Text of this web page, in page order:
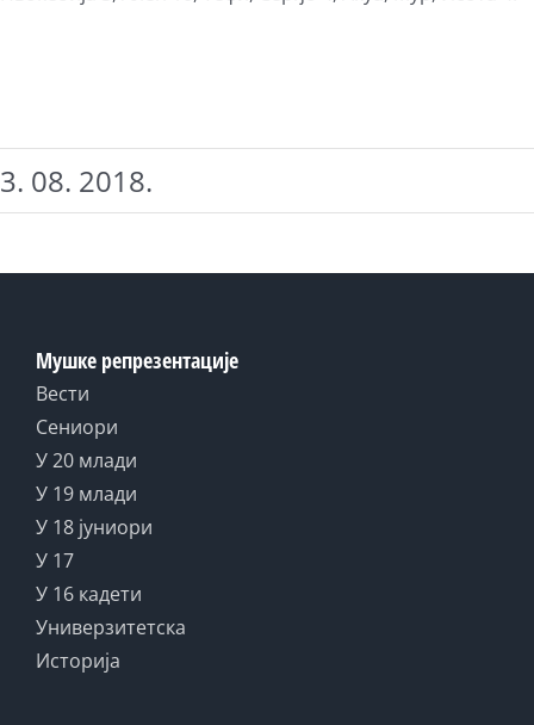
3. 08. 2018.
Мушке репрезентације
Вести
Сениори
У 20 млади
У 19 млади
У 18 јуниори
У 17
У 16 кадети
Универзитетска
Историја